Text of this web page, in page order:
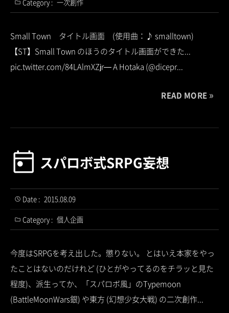
Category : 一次創作
Small Town タイトル画面 (使用曲：♪ smalltown)
【ST】Small Town のほうのタイトル画面ができた...
pic.twitter.com/84LAlmXZjr— A Hotaka (@dicepr...
READ MORE
スパロボ式SRPG妄想
Date : 2015.08.09
Category : 個人企画
今度はSRPGを考え出した。懲りない。 とはいえ本家をやっ
たことはないのだけれど (ひとがやってるのをチラッと見た
程度)、派生ってか、「スパロボ風」のTypemoon
(BattleMoonWars銀) や東方 (幻想少女大戦) の二次創作...